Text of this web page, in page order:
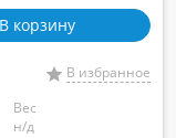
В корзину
В избранное
Вес
н/д